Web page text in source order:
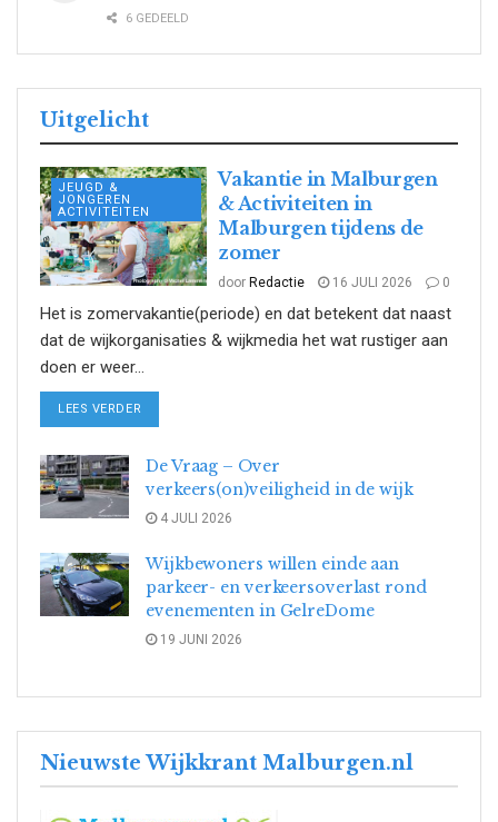
6 GEDEELD
Uitgelicht
JEUGD &
JONGEREN
ACTIVITEITEN
Vakantie in Malburgen
& Activiteiten in
Malburgen tijdens de
zomer
door Redactie 16 JULI 2026 0
Het is zomervakantie(periode) en dat betekent dat naast
dat de wijkorganisaties & wijkmedia het wat rustiger aan
doen er weer...
LEES VERDER
De Vraag – Over
verkeers(on)veiligheid in de wijk
4 JULI 2026
Wijkbewoners willen einde aan
parkeer- en verkeersoverlast rond
evenementen in GelreDome
19 JUNI 2026
Nieuwste Wijkkrant Malburgen.nl